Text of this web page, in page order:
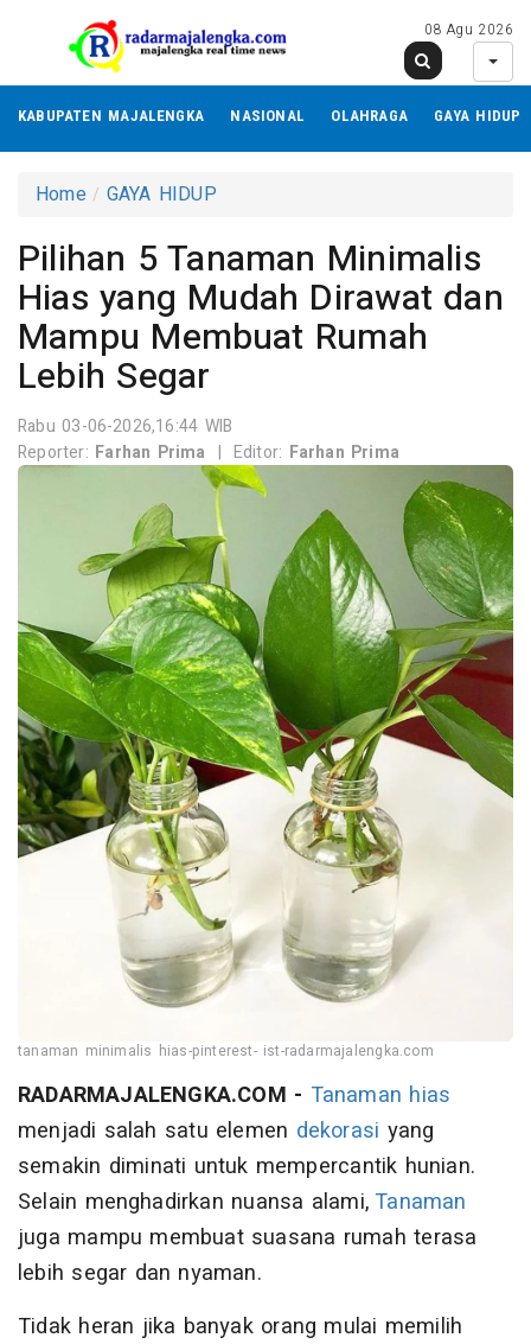
08 Agu 2026
KABUPATEN MAJALENGKA NASIONAL OLAHRAGA GAYA HIDUP
Home GAYA HIDUP
Pilihan 5 Tanaman Minimalis
Hias yang Mudah Dirawat dan
Mampu Membuat Rumah
Lebih Segar
Rabu 03-06-2026,16:44 WIB
Reporter: Farhan Prima | Editor: Farhan Prima
tanaman minimalis hias-pinterest- ist-radarmajalengka.com
RADARMAJALENGKA.COM - Tanaman hias
menjadi salah satu elemen dekorasi yang
semakin diminati untuk mempercantik hunian.
Selain menghadirkan nuansa alami, Tanaman
juga mampu membuat suasana rumah terasa
lebih segar dan nyaman.
Tidak heran jika banyak orang mulai memilih